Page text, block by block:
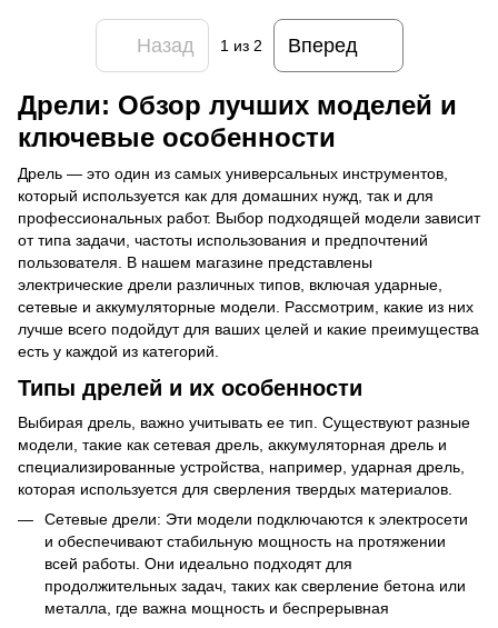
Назад 1 из 2 Вперед
Дрели: Обзор лучших моделей и
ключевые особенности
Дрель — это один из самых универсальных инструментов,
который используется как для домашних нужд, так и для
профессиональных работ. Выбор подходящей модели зависит
от типа задачи, частоты использования и предпочтений
пользователя. В нашем магазине представлены
электрические дрели различных типов, включая ударные,
сетевые и аккумуляторные модели. Рассмотрим, какие из них
лучше всего подойдут для ваших целей и какие преимущества
есть у каждой из категорий.
Типы дрелей и их особенности
Выбирая дрель, важно учитывать ее тип. Существуют разные
модели, такие как сетевая дрель, аккумуляторная дрель и
специализированные устройства, например, ударная дрель,
которая используется для сверления твердых материалов.
Сетевые дрели: Эти модели подключаются к электросети
и обеспечивают стабильную мощность на протяжении
всей работы. Они идеально подходят для
продолжительных задач, таких как сверление бетона или
металла, где важна мощность и беспрерывная